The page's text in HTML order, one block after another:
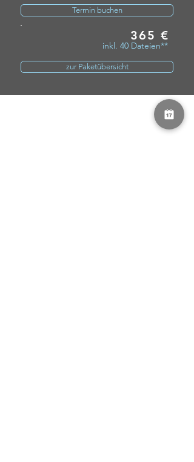
Termin buchen
365 €
inkl. 40 Dateien**
zur Paketübersicht